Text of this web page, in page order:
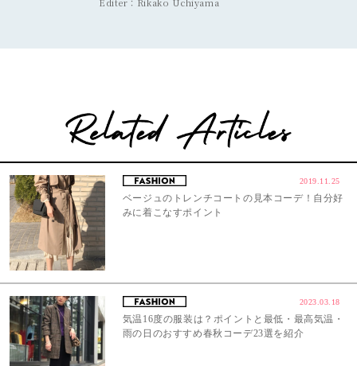
2019.11.25
ベージュのトレンチコートの見本コーデ！自分好
みに着こなすポイント
2023.03.18
気温16度の服装は？ポイントと最低・最高気温・
雨の日のおすすめ春秋コーデ23選を紹介